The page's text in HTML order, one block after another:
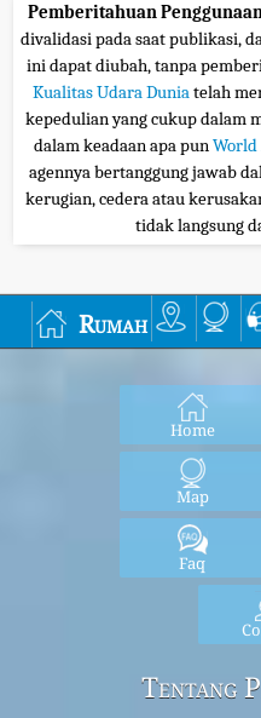
Pemberitahuan
divalidasi pada saat publikasi,
ini dapat diubah, tanpa
Kualitas Udara Duniatelah
kepedulian yang cukup dalam
dalam keadaan apa pun
agennya bertanggung jawab
kerugian, cedera atau
tidak langsung
Rumah
Home
Map
Faq
Tentang